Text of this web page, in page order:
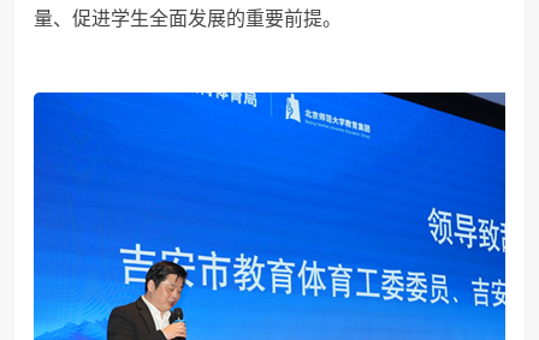
量、促进学生全面发展的重要前提。